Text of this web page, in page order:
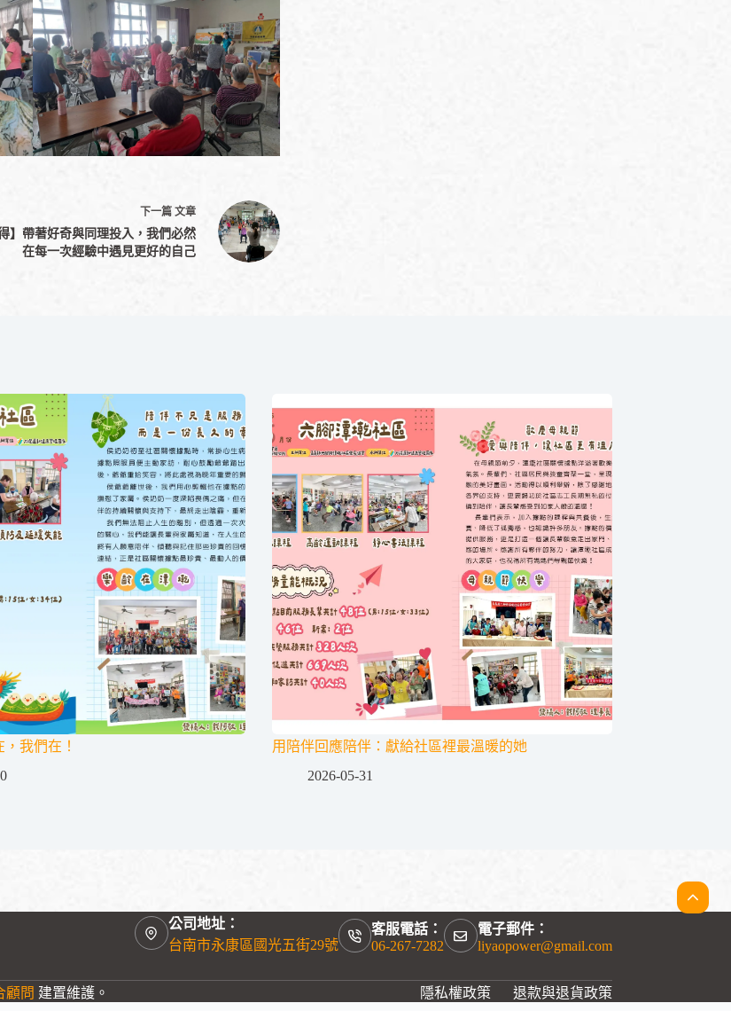
下一篇 文章
】帶著好奇與同理投入，我們必然
在每一次經驗中遇見更好的自己
我們在！
用陪伴回應陪伴：獻給社區裡最溫暖的她
2026-05-31
公司地址：
台南市永康區國光五街29號
客服電話：
06-267-7282
電子郵件：
liyaopower@gmail.com
顧問 建置維護。 隱私權政策 退款與退貨政策